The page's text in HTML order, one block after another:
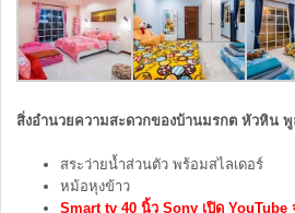
สิ่งอำนวยความสะดวกของบ้านมรกต หัวหิน พู
สระว่ายน้ำส่วนตัว พร้อมสไลเดอร์
หม้อหุงข้าว
Smart tv 40 นิ้ว Sony เปิด